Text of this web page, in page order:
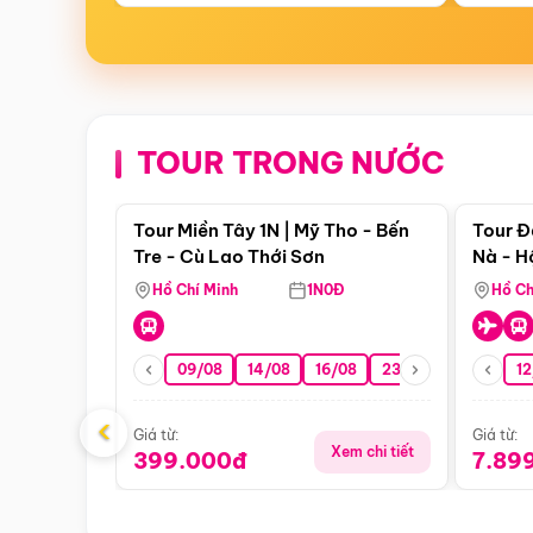
TOUR TRONG NƯỚC
Điểm nổi bật
Tour Miền Tây 1N | Mỹ Tho - Bến
Tre - Cù Lao Thới Sơn
Hồ Chí Minh 1N0Đ
09/08 14/08 16/08 23/08 30/08
Giá từ:
399.000đ Xem chi tiết
Tour
Nà -
Nha
Hồ
Giá từ:
‹